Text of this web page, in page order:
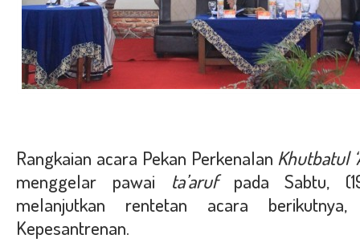
Rangkaian acara Pekan Perkenalan Khutbatul
menggelar pawai ta’aruf pada Sabtu,
melanjutkan rentetan acara
Kepesantrenan.